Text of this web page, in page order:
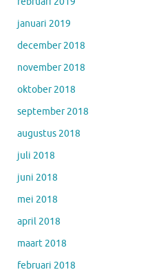
januari 2019
december 2018
november 2018
oktober 2018
september 2018
augustus 2018
juli 2018
juni 2018
mei 2018
april 2018
maart 2018
februari 2018